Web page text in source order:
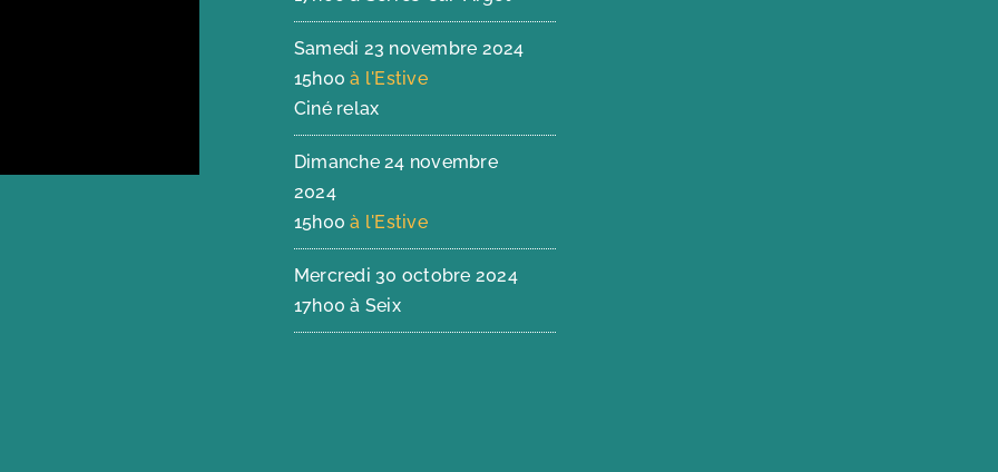
Samedi 23 novembre 2024
15h00à l'Estive
Ciné relax
Dimanche 24 novembre
2024
15h00à l'Estive
Mercredi 30 octobre 2024
17h00 à Seix